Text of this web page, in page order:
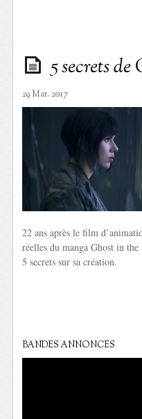
5 secrets
29 Mar. 2017
22 ans après le film
réelles du manga Ghost in
5 secrets sur sa création.
BANDES ANNONCES